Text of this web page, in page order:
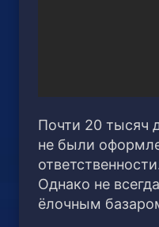
Почти 20 тысяч
не были
Однако не
ёлочным